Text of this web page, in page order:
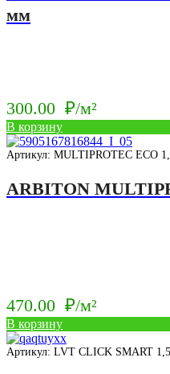
мм
300.00 ₽/м²
В корзину
Артикул: MULTIPROTEC ECO
ARBITON
470.00 ₽/м²
В корзину
Артикул: LVT CLICK SMART 1,5